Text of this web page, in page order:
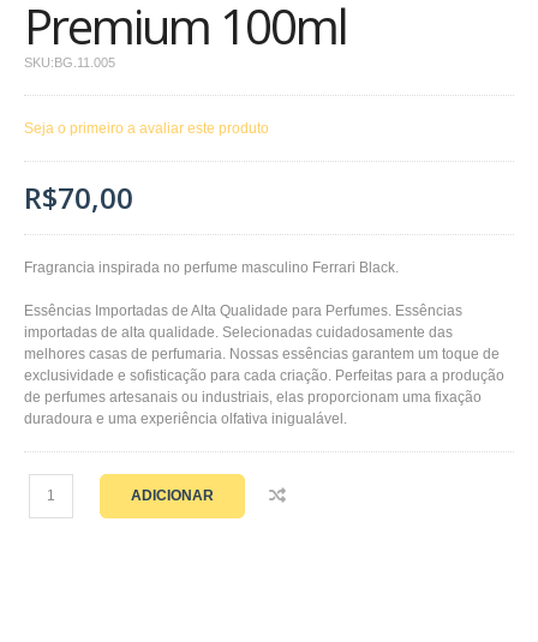
Premium 100ml
SKU:BG.11.005
Seja o primeiro a avaliar este produto
R$70,00
Fragrancia inspirada no perfume masculino Ferrari Black.
Essências Importadas de Alta Qualidade para Perfumes. Essências
importadas de alta qualidade. Selecionadas cuidadosamente das
melhores casas de perfumaria. Nossas essências garantem um toque de
exclusividade e sofisticação para cada criação. Perfeitas para a produção
de perfumes artesanais ou industriais, elas proporcionam uma fixação
duradoura e uma experiência olfativa inigualável.
ADICIONAR